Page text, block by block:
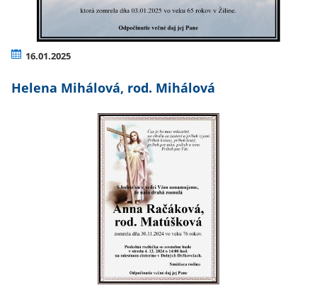
16.01.2025
Helena Mihálová, rod. Mihálová